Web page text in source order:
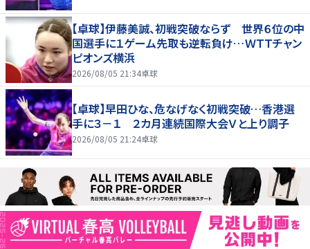
【卓球】伊藤美誠、初戦突破ならず 世界６位の中
国選手に１ゲーム先取も逆転負け…ＷＴＴチャン
ピオンズ横浜
2026/08/05 21:34卓球
【卓球】早田ひな、危なげなく初戦突破…香港選
手に３－１ ２カ月連続国際大会Ｖと上り調子
2026/08/05 21:24卓球